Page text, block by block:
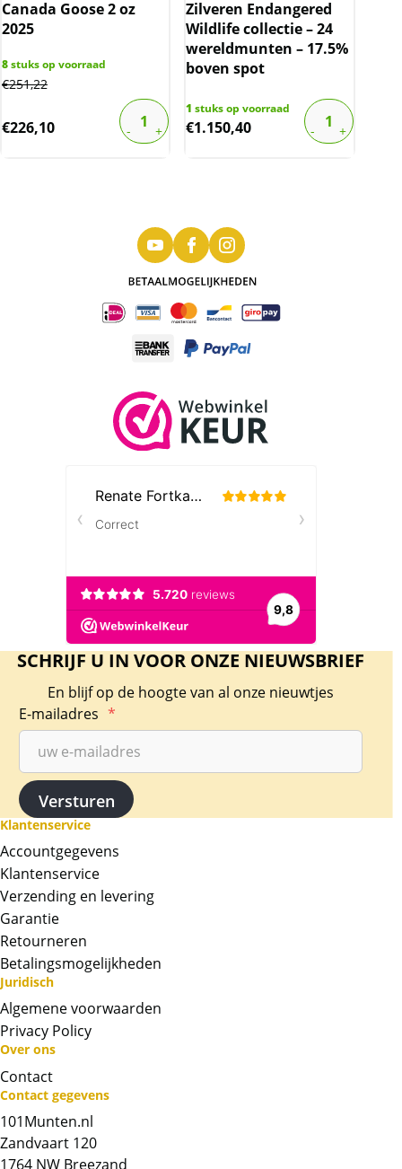
Canada Goose 2 oz
2025
8stuks op voorraad
€251,22
€226,10
Zilveren Endangered
Wildlife collectie – 24
wereldmunten – 17.5%
boven spot
1 stuks op voorraad
€1.150,40
Chat met ons
Whatsapp ons!
SCHRIJF U IN VOOR ONZE NIEUWSBRIEF
En blijf op de hoogte van al onze nieuwtjes
E-mailadres *
Klantenservice
Accountgegevens
Klantenservice
Verzending en levering
Garantie
Retourneren
Betalingsmogelijkheden
Juridisch
Algemene voorwaarden
Privacy Policy
Over ons
Contact
Contact gegevens
101Munten.nl
Zandvaart 120
1764 NW Breezand